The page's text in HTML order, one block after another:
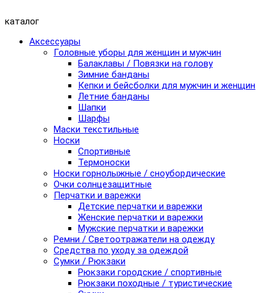
каталог
Аксессуары
Головные уборы для женщин и мужчин
Балаклавы / Повязки на голову
Зимние банданы
Кепки и бейсболки для мужчин и женщин
Летние банданы
Шапки
Шарфы
Маски текстильные
Носки
Спортивные
Термоноски
Носки горнолыжные / сноубордические
Очки солнцезащитные
Перчатки и варежки
Детские перчатки и варежки
Женские перчатки и варежки
Мужские перчатки и варежки
Ремни / Светоотражатели на одежду
Средства по уходу за одеждой
Сумки / Рюкзаки
Рюкзаки городские / спортивные
Рюкзаки походные / туристические